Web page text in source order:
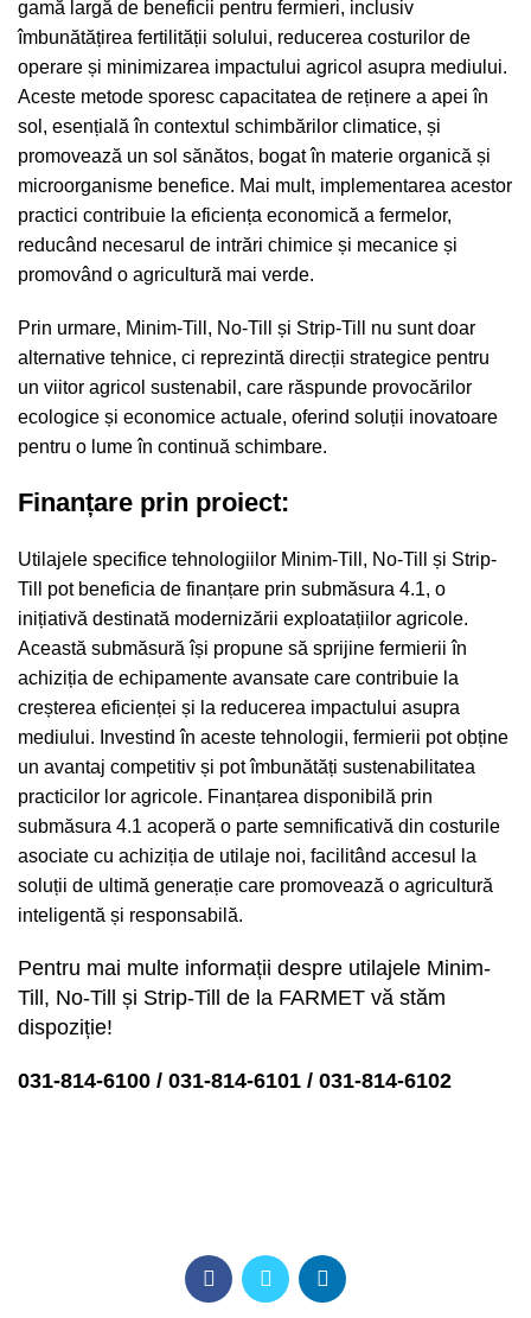
gamă largă de beneficii pentru fermieri, inclusiv
îmbunătățirea fertilității solului, reducerea costurilor de
operare și minimizarea impactului agricol asupra mediului.
Aceste metode sporesc capacitatea de reținere a apei în
sol, esențială în contextul schimbărilor climatice, și
promovează un sol sănătos, bogat în materie organică și
microorganisme benefice. Mai mult, implementarea acestor
practici contribuie la eficiența economică a fermelor,
reducând necesarul de intrări chimice și mecanice și
promovând o agricultură mai verde.
Prin urmare, Minim-Till, No-Till și Strip-Till nu sunt doar
alternative tehnice, ci reprezintă direcții strategice pentru
un viitor agricol sustenabil, care răspunde provocărilor
ecologice și economice actuale, oferind soluții inovatoare
pentru o lume în continuă schimbare.
Finanțare prin proiect:
Utilajele specifice tehnologiilor Minim-Till, No-Till și Strip-
Till pot beneficia de finanțare prin submăsura 4.1, o
inițiativă destinată modernizării exploatațiilor agricole.
Această submăsură își propune să sprijine fermierii în
achiziția de echipamente avansate care contribuie la
creșterea eficienței și la reducerea impactului asupra
mediului. Investind în aceste tehnologii, fermierii pot obține
un avantaj competitiv și pot îmbunătăți sustenabilitatea
practicilor lor agricole. Finanțarea disponibilă prin
submăsura 4.1 acoperă o parte semnificativă din costurile
asociate cu achiziția de utilaje noi, facilitând accesul la
soluții de ultimă generație care promovează o agricultură
inteligentă și responsabilă.
Pentru mai multe informații despre utilajele Minim-
Till, No-Till și Strip-Till de la FARMET vă stăm
dispoziție!
031-814-6100 / 031-814-6101 / 031-814-6102